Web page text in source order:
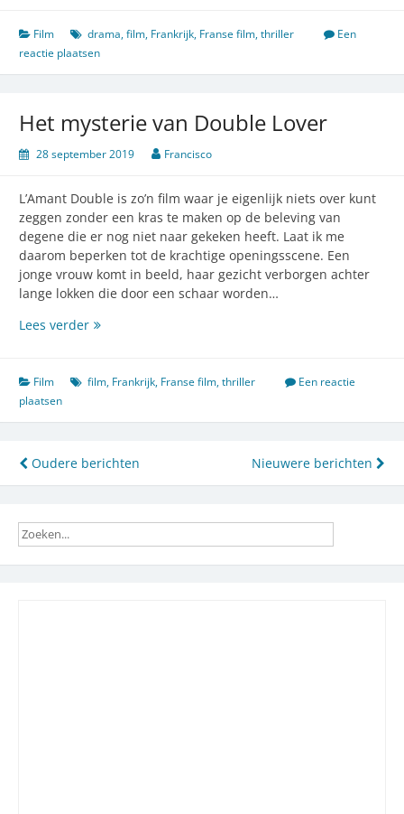
heeft
verrassingen
in
Film drama,film, Frankrijk, Franse film,thriller
Een
reactie plaatsen
Het mysterie van Double Lover
28 september 2019 Francisco
L’Amant Double is zo’n film waar je eigenlijk niets over kunt
zeggen zonder een kras te maken op de beleving van
degene die er nog niet naar gekeken heeft. Laat ik me
daarom beperken tot de krachtige openingsscene. Een
jonge vrouw komt in beeld, haar gezicht verborgen achter
lange lokken die door een schaar worden…
Lees verderHet
Double
Film film, Frankrijk, Franse film,thriller
Een reactie
plaatsen
Berichtennavigatie
Oudere berichten Nieuwere berichten